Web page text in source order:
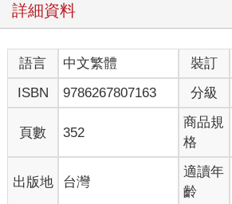
像凱莉這樣的案例，當年發生在全美各個
者於十九、二十世紀之交為爭取投票權而
者則從一九六○年代初開始爭取婦女權益
棒的女兒，並希望她們更上一層樓：要當
當教授，而非小學老師；要當公司執行長
的祖父母是在農場勞動，父母在中階管理
們這一輩應該就能坐進高階主管辦公室──
住漂亮房子、享受社交生活。我們耳邊迴
義影響的母親常掛在嘴邊的一句話：「女
甚至能當總統！」
詳細資料
語言 中文繁體 裝訂
ISBN
9786267807163 分級
頁數 352
商品規
格
出版地 台灣
適讀年
齡